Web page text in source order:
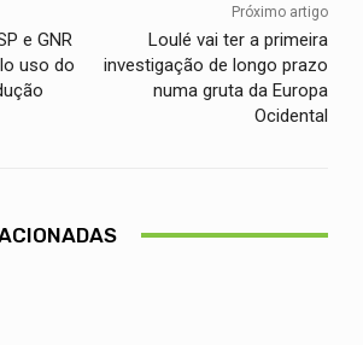
e GNR
uso do
Próximo artigo
Loulé vai ter a primeira
investigação de longo prazo
numa gruta da Europa
Ocidental